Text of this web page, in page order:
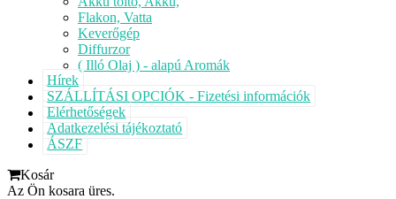
Flakon, Vatta
Keverőgép
Diffurzor
( Illó Olaj ) - alapú Aromák
Hírek
SZÁLLÍTÁSI OPCIÓK - Fizetési információk
Elérhetőségek
Adatkezelési tájékoztató
ÁSZF
Kosár
Az Ön kosara üres.